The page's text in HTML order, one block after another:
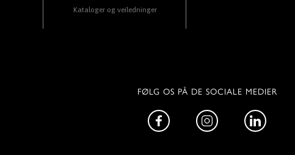
Kataloger og veiledninger
FØLG OS PÅ DE SOCIALE MEDIER